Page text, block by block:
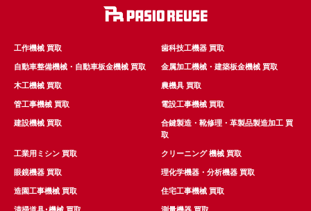
工作機械 買取 歯科技工機器 買取
自動車整備機械・自動車板金機械 買取 金属加工機械・建築板金機械 買取
木工機械 買取 農機具 買取
管工事機械 買取 電設工事機械 買取
建設機械 買取
合鍵製造・靴修理・革製品製造加工 買
取
工業用ミシン 買取 クリーニング 機械 買取
眼鏡機器 買取 理化学機器・分析機器 買取
造園工事機械 買取 住宅工事機械 買取